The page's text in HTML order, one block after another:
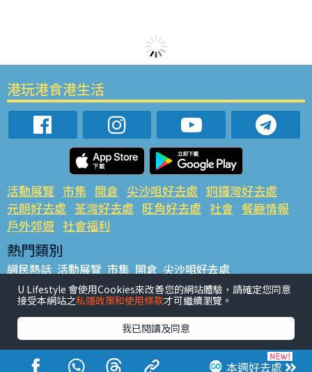
本週好去處
港玩港食港生活
活動展覽 市集 開倉 尖沙咀好去處 銅鑼灣好去處
元朗好去處 荃灣好去處 旺角好去處 社會 餐廳情報
戶外郊遊 社會福利
熱門類別
網民熱話 活動展覽 市集 開倉 尖沙咀好去處
銅鑼灣好去處 元朗好去處 荃灣好去處 旺角好去處 社會
餐廳情報 戶外郊遊
熱門標籤
#UGO搵好去處 #人氣活動推介 #美食社群熱話
#親子玩樂好去處
#ULifestyle應用程式
#限時搶
U Lifestyle 會使用Cookies來改善您的網站體驗，請確定您同意
接受本網站之私隱政策和使用條款才可繼續瀏覽。
我已閱讀及同意